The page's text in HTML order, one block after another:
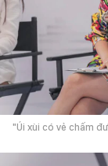
"Úi xùi có vẻ chấm